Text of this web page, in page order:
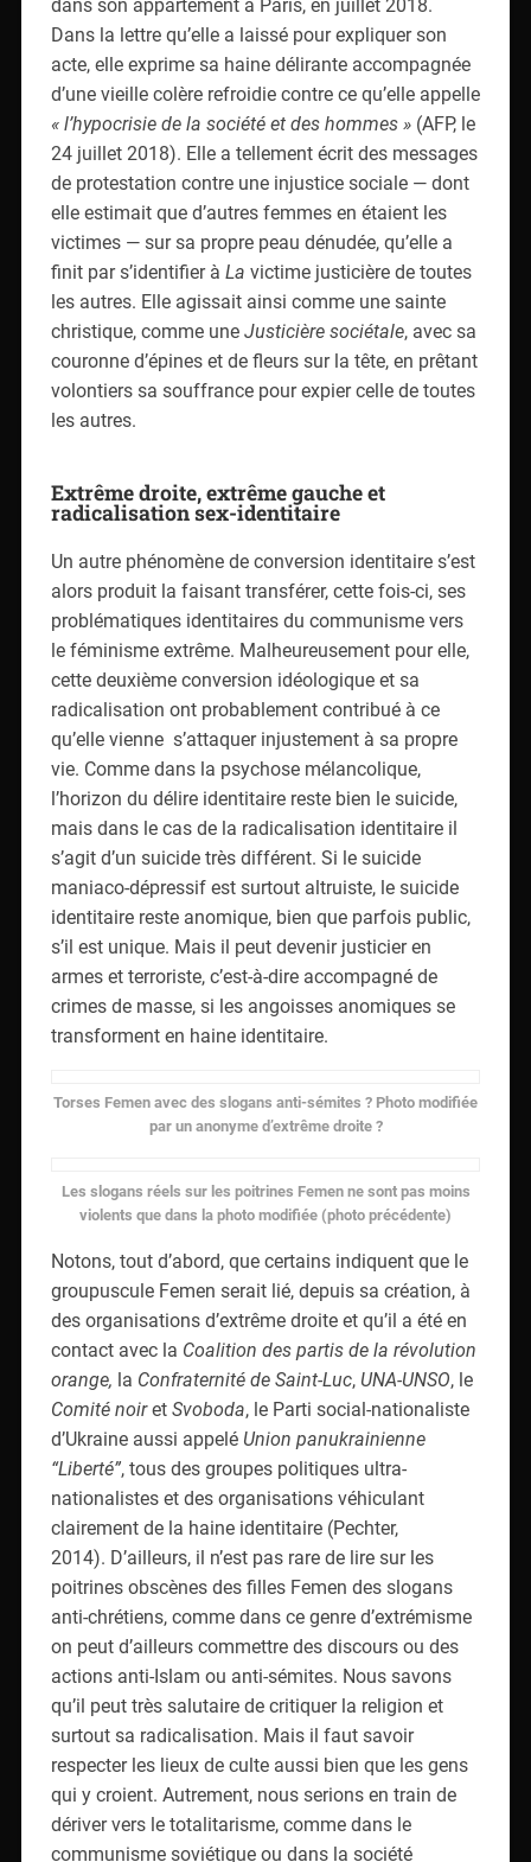
dans son appartement à Paris, en juillet 2018.
Dans la lettre qu’elle a laissé pour expliquer son
acte, elle exprime sa haine délirante accompagnée
d’une vieille colère refroidie contre ce qu’elle appelle
« l’hypocrisie de la société et des hommes »(AFP, le
24 juillet 2018). Elle a tellement écrit des messages
de protestation contre une injustice sociale — dont
elle estimait que d’autres femmes en étaient les
victimes — sur sa propre peau dénudée, qu’elle a
finit par s’identifier à La victime justicière de toutes
les autres. Elle agissait ainsi comme une sainte
christique, comme une Justicière sociétale, avec sa
couronne d’épines et de fleurs sur la tête, en prêtant
volontiers sa souffrance pour expier celle de toutes
les autres.
Extrême droite, extrême gauche et
radicalisation sex-identitaire
Un autre phénomène de conversion identitaire s’est
alors produit la faisant transférer, cette fois-ci, ses
problématiques identitaires du communisme vers
le féminisme extrême. Malheureusement pour elle,
cette deuxième conversion idéologique et sa
radicalisation ont probablement contribué à ce
qu’elle vienne s’attaquer injustement à sa propre
vie. Comme dans la psychose mélancolique,
l’horizon du délire identitaire reste bien le suicide,
mais dans le cas de la radicalisation identitaire il
s’agit d’un suicide très différent. Si le suicide
maniaco-dépressif est surtout altruiste, le suicide
identitaire reste anomique, bien que parfois public,
s’il est unique. Mais il peut devenir justicier en
armes et terroriste, c’est-à-dire accompagné de
crimes de masse, si les angoisses anomiques se
transforment en haine identitaire.
Torses Femen avec des slogans anti-sémites ? Photo modifiée
par un anonyme d’extrême droite ?
Les slogans réels sur les poitrines Femen ne sont pas moins
violents que dans la photo modifiée (photo précédente)
Notons, tout d’abord, que certains indiquent que le
groupuscule Femen serait lié, depuis sa création, à
des organisations d’extrême droite et qu’il a été en
contact avec la Coalition des partis de la révolution
orange, la Confraternité de Saint-Luc, UNA-UNSO, le
Comité noiretSvoboda, le Parti social-nationaliste
d’Ukraine aussi appelé Union panukrainienne
“Liberté”, tous des groupes politiques ultra-
nationalistes et des organisations véhiculant
clairement de la haine identitaire (Pechter,
2014). D’ailleurs, il n’est pas rare de lire sur les
poitrines obscènes des filles Femen des slogans
anti-chrétiens, comme dans ce genre d’extrémisme
on peut d’ailleurs commettre des discours ou des
actions anti-Islam ou anti-sémites. Nous savons
qu’il peut très salutaire de critiquer la religion et
surtout sa radicalisation. Mais il faut savoir
respecter les lieux de culte aussi bien que les gens
qui y croient. Autrement, nous serions en train de
dériver vers le totalitarisme, comme dans le
communisme soviétique ou dans la société